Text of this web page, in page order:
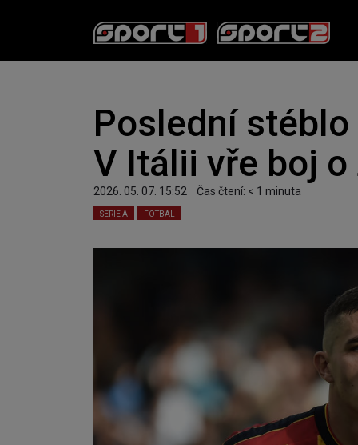
Poslední stéblo
V Itálii vře boj o
2026. 05. 07. 15:52 Čas čtení: < 1 minuta
SERIE A FOTBAL